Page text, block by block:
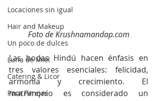
Locaciones sin igual
Hair and Makeup
Un poco de dulces
Luna de Miel
Catering & Licor
Para Parejas
Foto de Krushnamandap.com
Las bodas Hindú hacen énfasis en
tres valores esenciales: felicidad,
armonía y crecimiento. El
matrimonio es considerado un